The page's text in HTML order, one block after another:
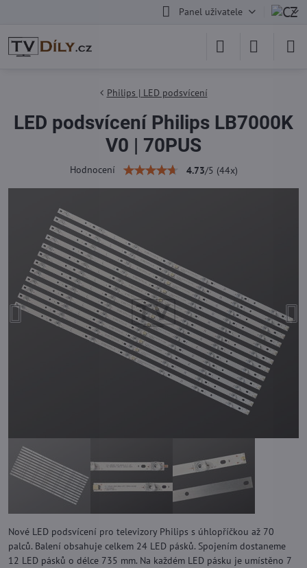
Panel uživatele
Philips | LED podsvícení
LED podsvícení Philips LB7000K
V0 | 70PUS
Hodnocení 4.73/5 (44x)
Nové LED podsvícení pro televizory Philips s úhlopříčkou až 70
palců. Balení obsahuje celkem 24 LED pásků. Spojením dostaneme
12 LED pásků o délce 735 mm. Na každém LED pásku je umístěno 7